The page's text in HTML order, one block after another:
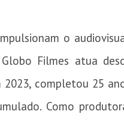
o
Filmes atua
2023, completou 25
Como